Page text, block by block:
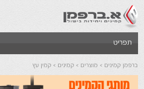
תפריט
ברפמן קמינים מוצרים קמינים קמין עץ